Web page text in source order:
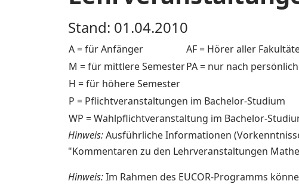
Stand: 01.04.2010
A = für Anfänger AF = Hörer aller
M = für mittlere SemesterPA = nur nach
H = für höhere Semester
P = Pflichtveranstaltungen im Bachelor-Studium
WP = Wahlpflichtveranstaltung im Bachelor-
Hinweis:Ausführliche Informationen
"Kommentaren zu den Lehrveranstaltungen
Hinweis:Im Rahmen des EUCOR-Programms